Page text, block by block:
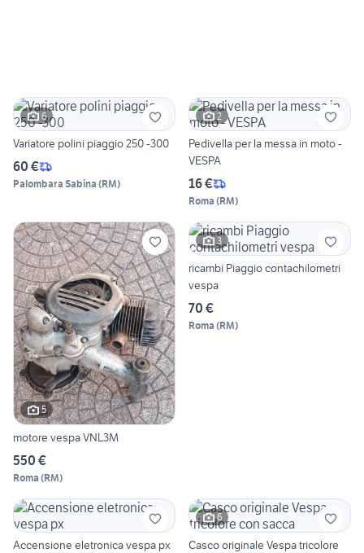
6
Variatore polini piaggio 250 -300
60 €
Palombara Sabina (RM)
2
Pedivella per la messa in moto -
VESPA
16 €
Roma (RM)
5
motore vespa VNL3M
550 €
Roma (RM)
3
ricambi Piaggio contachilometri
vespa
70 €
Roma (RM)
Accensione eletronica vespa px
6
Casco originale Vespa tricolore